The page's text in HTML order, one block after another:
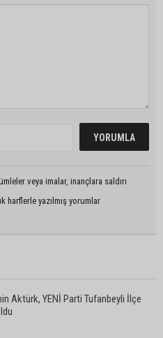
veya imalar, inançlara saldırı
harflerle yazılmış yorumlar
Aktürk, YENİ Parti Tufanbeyli İlçe